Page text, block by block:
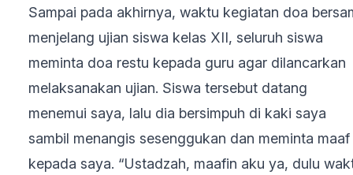
Sampai pada akhirnya, waktu kegiatan doa
menjelang ujian siswa kelas XII, seluruh siswa
meminta doa restu kepada guru agar dilancarkan
melaksanakan ujian. Siswa tersebut datang
menemui saya, lalu dia bersimpuh di kaki saya
sambil menangis sesenggukan dan meminta maaf
kepada saya. “Ustadzah, maafin aku ya, dulu